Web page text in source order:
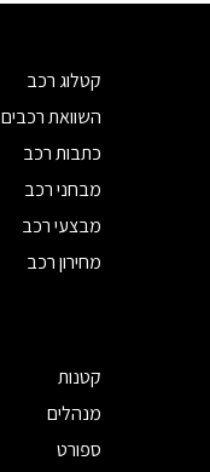
קטלוג רכב
השוואת רכבים
כתבות רכב
מבחני רכב
מבצעי רכב
מחירון רכב
קטנות
מנהלים
ספורט